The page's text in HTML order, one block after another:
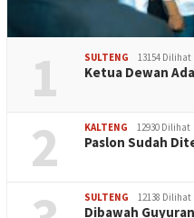
1 SULTENG 13154 Dilihat
Ketua Dewan
2 KALTENG 12930 Dilihat
Paslon Sudah
SULTENG 12138 Dilihat
Dibawah